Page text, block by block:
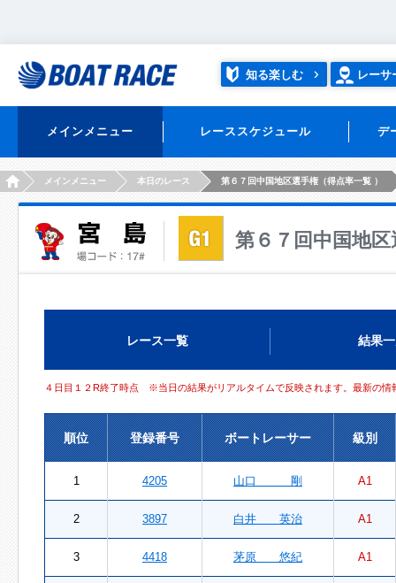
知る楽しむ レーサ
メインメニュー レーススケジュール デ
HOMEメインメニュー 本日のレース 第６７回中国地区選手権（得点率一覧 ）
第６７回中国地区
レース一覧 結果
４日目１２R終了時点 ※当日の結果がリアルタイムで反映されます。最新の情
順位 登録番号 ボートレーサー 級別
1 4205 山口 剛 A1
2 3897 白井 英治 A1
3 4418 茅原 悠紀 A1